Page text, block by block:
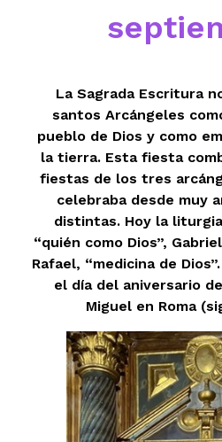
La Sagrada Escritura
santos Arcángeles
pueblo de Dios y como
la tierra. Esta fiesta
fiestas de los tres
celebraba desde muy
distintas. Hoy la
“quién como Dios”,
Rafael, “medicina de
el día del aniversario
Miguel en Roma